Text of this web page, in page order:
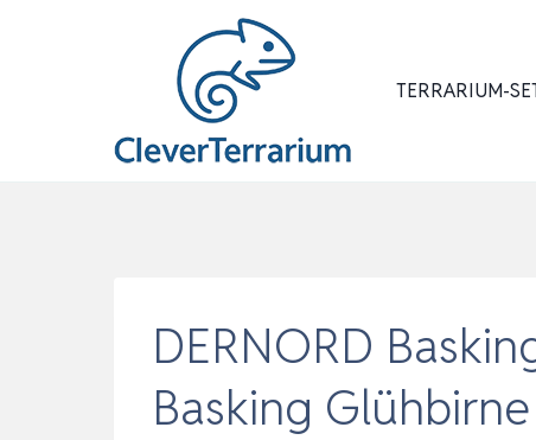
TERRARIUM-
DERNORD
Basking